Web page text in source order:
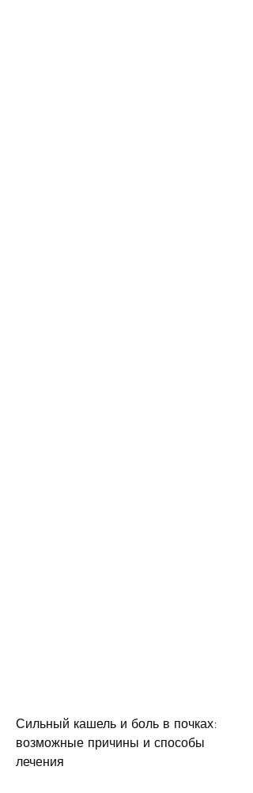
Сильный кашель и боль в почках:
возможные причины и способы
лечения